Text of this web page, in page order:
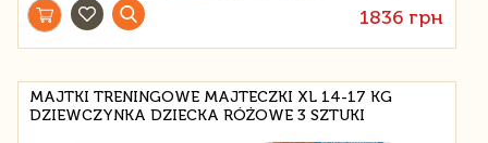
1836 грн
MAJTKI TRENINGOWE MAJTECZKI XL 14-17 KG
DZIEWCZYNKA DZIECKA RÓŻOWE 3 SZTUKI